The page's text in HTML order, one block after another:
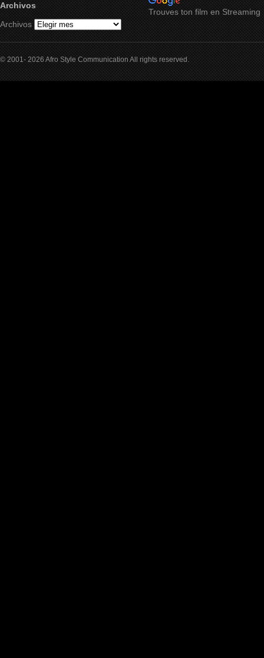
Archivos
Archivos
Trouves ton film en Streaming
© 2001- 2026 Afro Style Communication All rights reserved.